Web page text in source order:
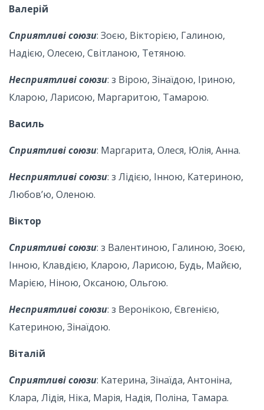
Валерій
Сприятливі союзи: Зоєю, Вікторією, Галиною,
Надією, Олесею, Світланою, Тетяною.
Несприятливі союзи: з Вірою, Зінаїдою, Іриною,
Кларою, Ларисою, Маргаритою, Тамарою.
Василь
Сприятливі союзи: Маргарита, Олеся, Юлія, Анна.
Несприятливі союзи: з Лідією, Інною, Катериною,
Любов’ю, Оленою.
Віктор
Сприятливі союзи: з Валентиною, Галиною, Зоєю,
Інною, Клавдією, Кларою, Ларисою, Будь, Майєю,
Марією, Ніною, Оксаною, Ольгою.
Несприятливі союзи: з Веронікою, Євгенією,
Катериною, Зінаїдою.
Віталій
Сприятливі союзи: Катерина, Зінаїда, Антоніна,
Клара, Лідія, Ніка, Марія, Надія, Поліна, Тамара.